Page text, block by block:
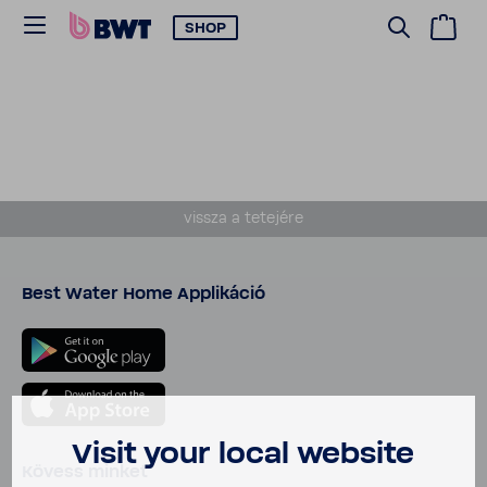
SHOP
vissza a tete­jére
Best Water Home Appli­káció
Kövess minket
Visit your local website